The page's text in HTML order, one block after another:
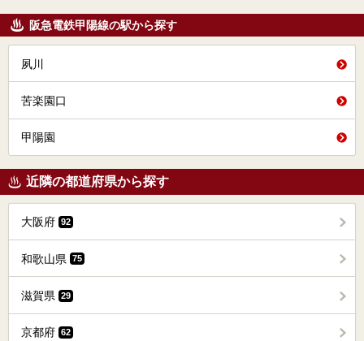
阪急電鉄甲陽線の駅から探す
夙川
苦楽園口
甲陽園
近隣の都道府県から探す
大阪府 92
和歌山県 75
滋賀県 29
京都府 62